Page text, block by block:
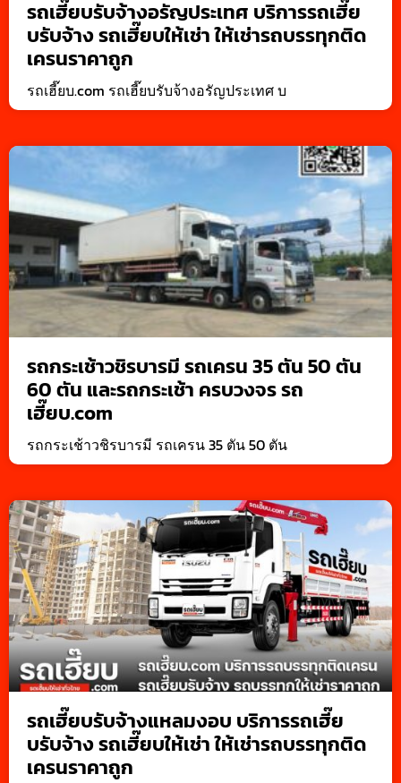
รถเฮี๊ยบรับจ้างอรัญประเทศ บริการรถเฮี๊ย
บรับจ้าง รถเฮี๊ยบให้เช่า ให้เช่ารถบรรทุกติด
เครนราคาถูก
รถเฮี๊ยบ.com รถเฮี๊ยบรับจ้างอรัญประเทศ บ
รถกระเช้าวชิรบารมี รถเครน 35 ตัน 50 ตัน
60 ตัน และรถกระเช้า ครบวงจร รถ
เฮี๊ยบ.com
รถกระเช้าวชิรบารมี รถเครน 35 ตัน 50 ตัน
รถเฮี๊ยบรับจ้างแหลมงอบ บริการรถเฮี๊ย
บรับจ้าง รถเฮี๊ยบให้เช่า ให้เช่ารถบรรทุกติด
เครนราคาถูก